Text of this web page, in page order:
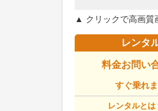
▲ クリックで高画質
レンタ
料金お問い
すぐ乗れ
レンタルとは